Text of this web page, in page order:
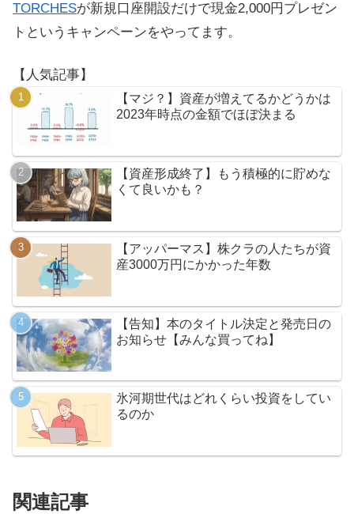
TORCHESが新規口座開設だけで現金2,000円プレゼン
トというキャンペーンをやってます。
【人気記事】
【マジ？】資産が増えてるかどうかは
2023年時点の金額でほぼ決まる
【資産形成終了】もう積極的に貯めな
くて良いかも？
【アッパーマス】株クラの人たちが資
産3000万円にかかった年数
【告知】本のタイトル決定と発売日の
お知らせ【みんな買ってね】
氷河期世代はどれくらい投資をしてい
るのか
関連記事